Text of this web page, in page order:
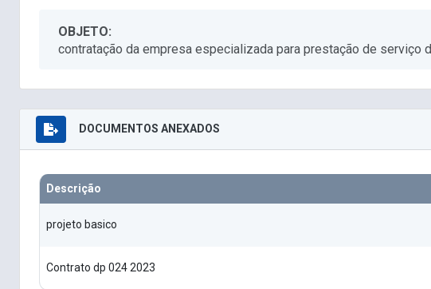
OBJETO:
contratação da empresa especializada para prestação de
DOCUMENTOS ANEXADOS
Descrição
projeto basico
Contrato dp 024 2023